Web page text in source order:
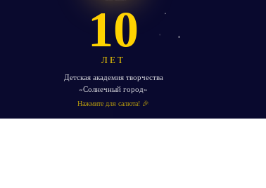
10
ЛЕТ
Детская академия творчества
«Солнечный город»
Нажмите для салюта! 🎉